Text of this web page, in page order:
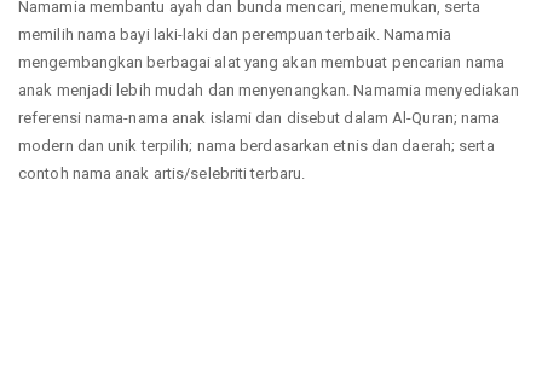
Namamia membantu ayah dan bunda mencari, menemukan, serta
memilih nama bayi laki-laki dan perempuan terbaik. Namamia
mengembangkan berbagai alat yang akan membuat pencarian nama
anak menjadi lebih mudah dan menyenangkan. Namamia menyediakan
referensi nama-nama anak islami dan disebut dalam Al-Quran; nama
modern dan unik terpilih; nama berdasarkan etnis dan daerah; serta
contoh nama anak artis/selebriti terbaru.